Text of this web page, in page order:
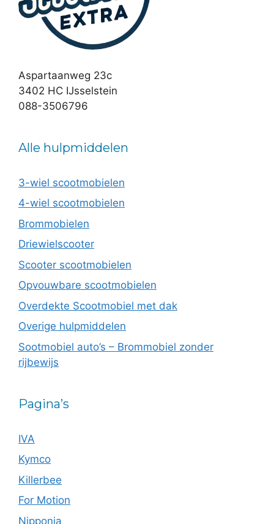
Aspartaanweg 23c
3402 HC IJsselstein
088-3506796
Alle hulpmiddelen
3-wiel scootmobielen
4-wiel scootmobielen
Brommobielen
Driewielscooter
Scooter scootmobielen
Opvouwbare scootmobielen
Overdekte Scootmobiel met dak
Overige hulpmiddelen
Sootmobiel auto’s – Brommobiel zonder
rijbewijs
Pagina’s
IVA
Kymco
Killerbee
For Motion
Nipponia